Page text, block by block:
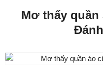
Mơ thấy